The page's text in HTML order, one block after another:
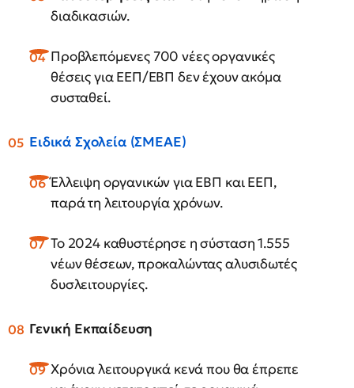
διαδικασιών.
Προβλεπόμενες 700 νέες οργανικές
θέσεις για ΕΕΠ/ΕΒΠ δεν έχουν ακόμα
συσταθεί.
Ειδικά Σχολεία (ΣΜΕΑΕ)
Έλλειψη οργανικών για ΕΒΠ και ΕΕΠ,
παρά τη λειτουργία χρόνων.
Το 2024 καθυστέρησε η σύσταση 1.555
νέων θέσεων, προκαλώντας αλυσιδωτές
δυσλειτουργίες.
Γενική Εκπαίδευση
Χρόνια λειτουργικά κενά που θα έπρεπε